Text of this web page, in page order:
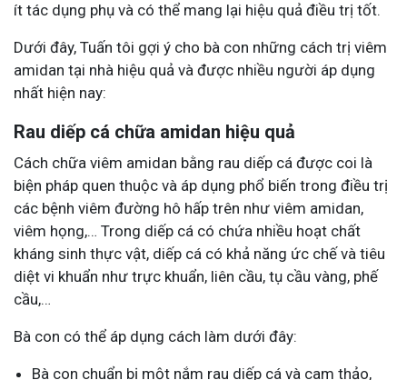
ít tác dụng phụ và có thể mang lại hiệu quả điều trị tốt.
Dưới đây, Tuấn tôi gợi ý cho bà con những cách trị viêm
amidan tại nhà hiệu quả và được nhiều người áp dụng
nhất hiện nay:
Rau diếp cá chữa amidan hiệu quả
Cách chữa viêm amidan bằng rau diếp cá được coi là
biện pháp quen thuộc và áp dụng phổ biến trong điều trị
các bệnh viêm đường hô hấp trên như viêm amidan,
viêm họng,… Trong diếp cá có chứa nhiều hoạt chất
kháng sinh thực vật, diếp cá có khả năng ức chế và tiêu
diệt vi khuẩn như trực khuẩn, liên cầu, tụ cầu vàng, phế
cầu,…
Bà con có thể áp dụng cách làm dưới đây:
Bà con chuẩn bị một nắm rau diếp cá và cam thảo,